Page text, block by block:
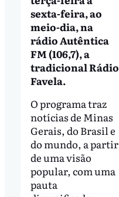
sexta-feira, ao
meio-dia, na
rádio Autêntica
FM (106,7), a
tradicional Rádio
Favela.
O programa traz
notícias de Minas
Gerais, do Brasil e
do mundo, a partir
de uma visão
popular, com uma
pauta